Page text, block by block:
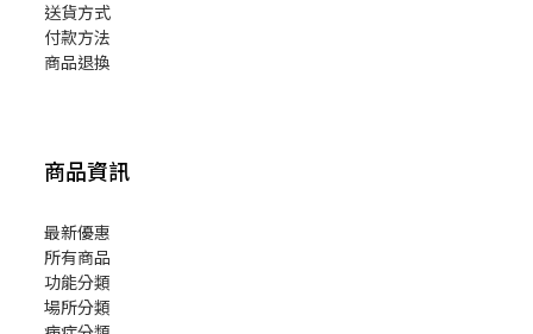
送貨方式
付款方法
商品退換
商品資訊
最新優惠
所有商品
功能分類
場所分類